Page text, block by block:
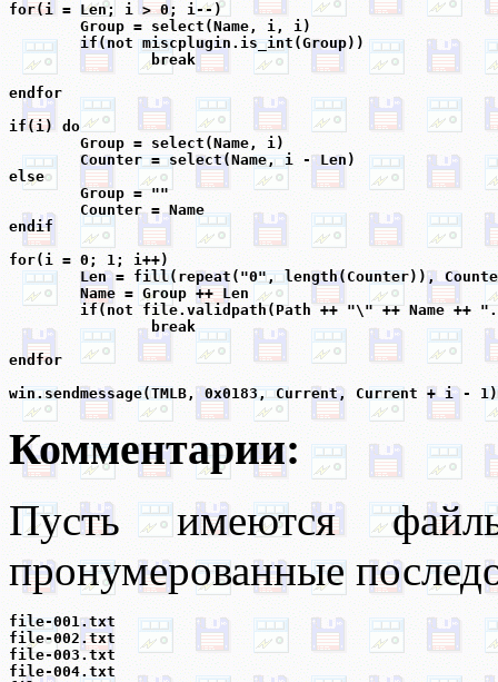
for(i = Len; i > 0; i--)
	Group = select(Name, i, i)
	if(not miscplugin.is_int(Group))
		break
endfor
if(i) do
	Group = select(Name, i)
	Counter = select(Name, i - Len)
else
	Group = ""
	Counter = Name
endif
for(i = 0; 1; i++)
	Len = fill(repeat("0", length(Counter)), Counter + i)
	Name = Group ++ Len
	if(not file.validpath(Path ++ "\" ++ Name ++ "." ++ Ext))
		break
endfor
Комментарии:
Пусть имеются
пронумерованные
file-001.txt
file-002.txt
file-003.txt
file-004.txt